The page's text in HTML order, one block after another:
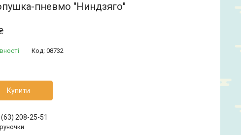
пневмо "Ниндзяго"
Код: 08732
Купити
208-25-51